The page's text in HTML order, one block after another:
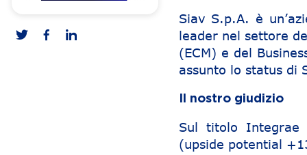
Siav S.p.A. è
leader nel settore
(ECM) e del
assunto lo status di
Il nostro giudizio
Sul titolo Integrae
(upside potential